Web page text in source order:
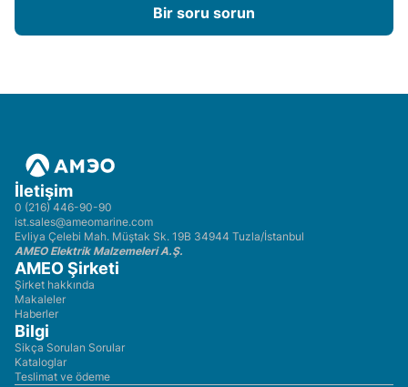
Bir soru sorun
İletişim
0 (216) 446-90-90
ist.sales@ameomarine.com
Evliya Çelebi Mah. Müştak Sk. 19B 34944 Tuzla/İstanbul
AMEO Elektrik Malzemeleri A.Ş.
AMEO Şirketi
Şirket hakkında
Makaleler
Haberler
Bilgi
Sikça Sorulan Sorular
Kataloglar
Teslimat ve ödeme